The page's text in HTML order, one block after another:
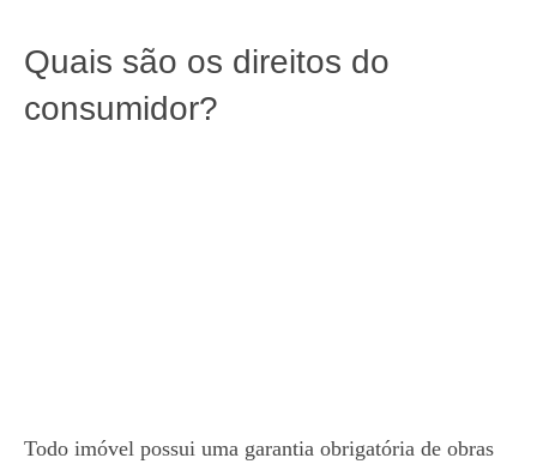
Quais são os direitos do
consumidor?
Todo imóvel possui uma garantia obrigatória de obras